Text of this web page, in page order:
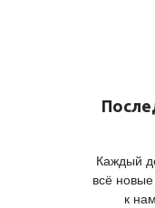
Каждый
всё
к